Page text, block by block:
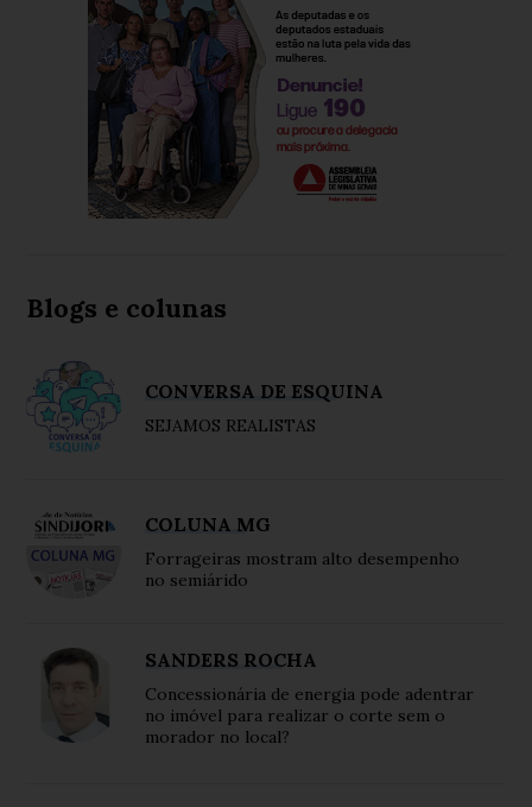
Blogs e colunas
CONVERSA DE ESQUINA
SEJAMOS REALISTAS
COLUNA MG
Forrageiras mostram alto desempenho
no semiárido
SANDERS ROCHA
Concessionária de energia pode adentrar
no imóvel para realizar o corte sem o
morador no local?